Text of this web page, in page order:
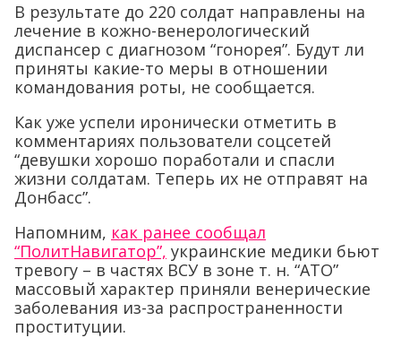
В результате до 220 солдат направлены на
лечение в кожно-венерологический
диспансер с диагнозом “гонорея”. Будут ли
приняты какие-то меры в отношении
командования роты, не сообщается.
Как уже успели иронически отметить в
комментариях пользователи соцсетей
“девушки хорошо поработали и спасли
жизни солдатам. Теперь их не отправят на
Донбасс”.
Напомним, как ранее сообщал
“ПолитНавигатор”, украинские медики бьют
тревогу – в частях ВСУ в зоне т. н. “АТО”
массовый характер приняли венерические
заболевания из-за распространенности
проституции.